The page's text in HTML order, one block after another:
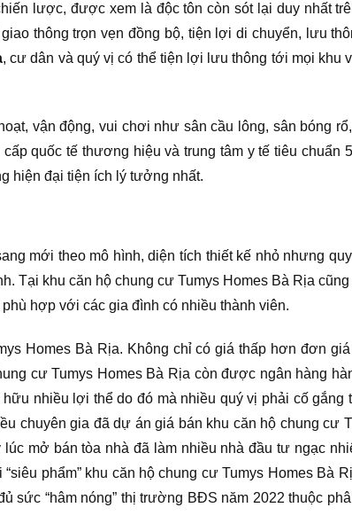
lược, được xem là độc tôn còn sót lại duy nhất
thông trọn vẹn đồng bộ, tiện lợi di chuyển, lưu
, cư dân và quý vị có thể tiện lợi lưu thông tới mọi khu
vận động, vui chơi như sân cầu lông, sân bóng
quốc tế thương hiệu và trung tâm y tế tiêu chuẩn
hiện đại tiện ích lý tưởng nhất.
mới theo mô hình, diện tích thiết kế nhỏ nhưng
Tại khu căn hộ chung cư Tumys Homes Bà Rịa cũng
hợp với các gia đình có nhiều thành viên.
Homes Bà Rịa. Không chỉ có giá thấp hơn đơn
cư Tumys Homes Bà Rịa còn được ngân hàng
nhiều lợi thể do đó mà nhiều quý vị phải cố gắng
chuyên gia đã dự án giá bán khu căn hộ chung cư
mở bán tòa nhà đã làm nhiều nhà đầu tư ngạc
phẩm” khu căn hộ chung cư Tumys Homes Bà
sức “hâm nóng” thị trường BĐS năm 2022 thuộc